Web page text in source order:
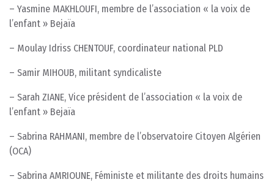
– Yasmine MAKHLOUFI, membre de l’association « la voix de
l’enfant » Bejaïa
– Moulay Idriss CHENTOUF, coordinateur national PLD
– Samir MIHOUB, militant syndicaliste
– Sarah ZIANE, Vice président de l’association « la voix de
l’enfant » Bejaïa
– Sabrina RAHMANI, membre de l’observatoire Citoyen Algérien
(OCA)
– Sabrina AMRIOUNE, Féministe et militante des droits humains